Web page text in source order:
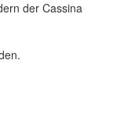
der Cassina